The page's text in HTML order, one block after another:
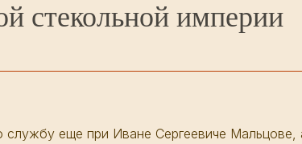
стекольной империи
еще при Иване Сергеевиче Мальцове,